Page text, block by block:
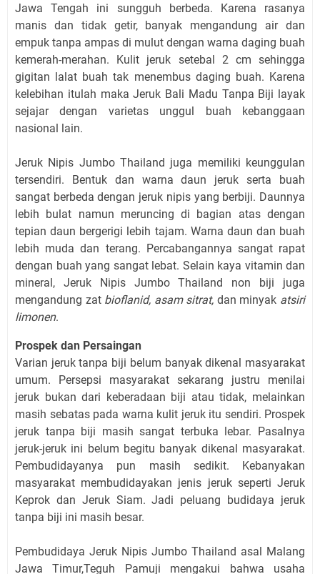
Jawa Tengah ini sungguh berbeda. Karena rasanya
manis dan tidak getir, banyak mengandung air dan
empuk tanpa ampas di mulut dengan warna daging buah
kemerah-merahan. Kulit jeruk setebal 2 cm sehingga
gigitan lalat buah tak menembus daging buah. Karena
kelebihan itulah maka Jeruk Bali Madu Tanpa Biji layak
sejajar dengan varietas unggul buah kebanggaan
nasional lain.
Jeruk Nipis Jumbo Thailand juga memiliki keunggulan
tersendiri. Bentuk dan warna daun jeruk serta buah
sangat berbeda dengan jeruk nipis yang berbiji. Daunnya
lebih bulat namun meruncing di bagian atas dengan
tepian daun bergerigi lebih tajam. Warna daun dan buah
lebih muda dan terang. Percabangannya sangat rapat
dengan buah yang sangat lebat. Selain kaya vitamin dan
mineral, Jeruk Nipis Jumbo Thailand non biji juga
mengandung zat bioflanid, asam sitrat, dan minyak atsiri
limonen.
Prospek dan Persaingan
Varian jeruk tanpa biji belum banyak dikenal masyarakat
umum. Persepsi masyarakat sekarang justru menilai
jeruk bukan dari keberadaan biji atau tidak, melainkan
masih sebatas pada warna kulit jeruk itu sendiri. Prospek
jeruk tanpa biji masih sangat terbuka lebar. Pasalnya
jeruk-jeruk ini belum begitu banyak dikenal masyarakat.
Pembudidayanya pun masih sedikit. Kebanyakan
masyarakat membudidayakan jenis jeruk seperti Jeruk
Keprok dan Jeruk Siam. Jadi peluang budidaya jeruk
tanpa biji ini masih besar.
Pembudidaya Jeruk Nipis Jumbo Thailand asal Malang
Jawa Timur,Teguh Pamuji mengakui bahwa usaha